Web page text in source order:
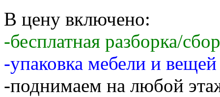
В цену включено:
-бесплатная разборка/
-упаковка мебели и
-поднимаем на любой